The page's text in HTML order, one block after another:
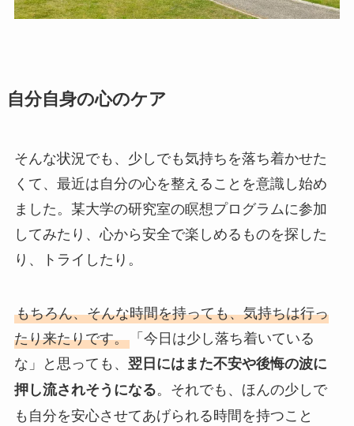
自分自身の心のケア
そんな状況でも、少しでも気持ちを落ち着かせた
くて、最近は自分の心を整えることを意識し始め
ました。某大学の研究室の瞑想プログラムに参加
してみたり、心から安全で楽しめるものを探した
り、トライしたり。
もちろん、そんな時間を持っても、気持ちは行っ
たり来たりです。「今日は少し落ち着いている
な」と思っても、 翌日にはまた不安や後悔の波に
押し流されそうになる。それでも、ほんの少しで
も自分を安心させてあげられる時間を持つこと